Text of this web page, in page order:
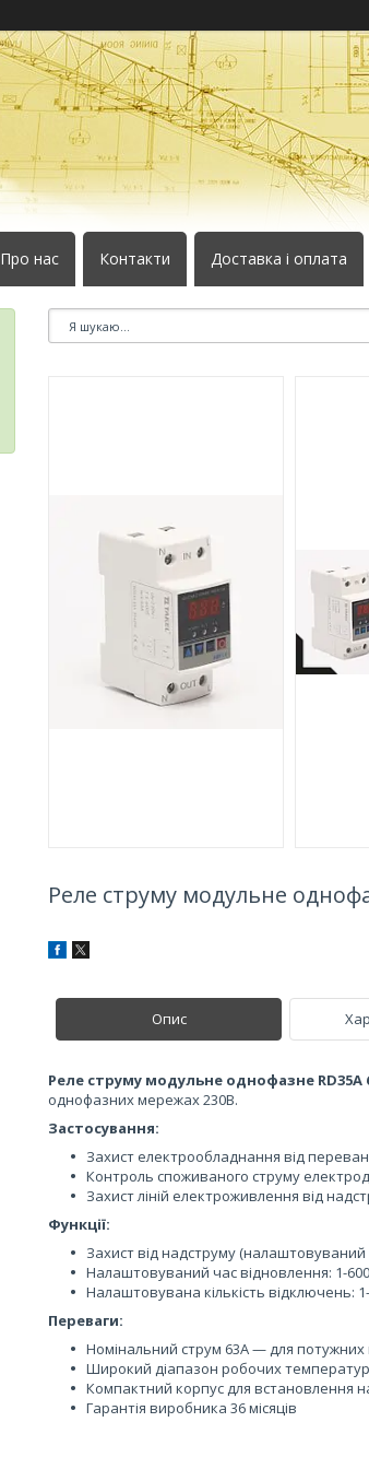
Про нас Контакти Доставка і оплата
Реле струму модульне
Опис
Реле струму модульне однофазне RD35A
однофазних мережах 230В.
Застосування:
Захист електрообладнання від
Контроль споживаного струму
Захист ліній електроживлення від
Функції:
Захист від надструму (налаштовуваний
Налаштовуваний час відновлення: 1-
Налаштовувана кількість відключень:
Переваги:
Номінальний струм 63А — для
Широкий діапазон робочих температур:
Компактний корпус для встановлення
Гарантія виробника 36 місяців